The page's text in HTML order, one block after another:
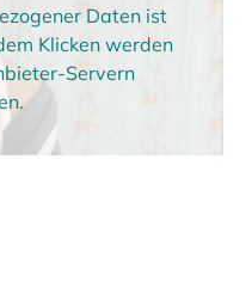
Daten ist
Klicken werden
Servern